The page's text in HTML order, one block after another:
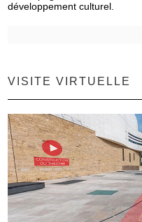
développement culturel.
VISITE VIRTUELLE